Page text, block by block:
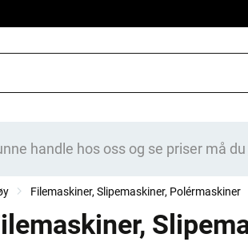
handle hos oss og se priser må du
Filemaskiner, Slipemaskiner, Polérmaskiner